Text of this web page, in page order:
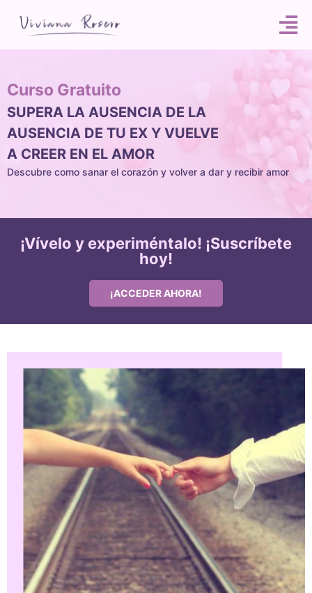
Curso Gratuito
SUPERA LA AUSENCIA DE LA
AUSENCIA DE TU EX Y VUELVE
A CREER EN EL AMOR
Descubre como sanar el corazón y volver a dar y recibir amor
¡Vívelo y experiméntalo! ¡Suscríbete
hoy!
¡ACCEDER AHORA!